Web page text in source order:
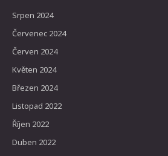
Srpen 2024
Červenec 2024
Červen 2024
Květen 2024
Březen 2024
Listopad 2022
Říjen 2022
Duben 2022